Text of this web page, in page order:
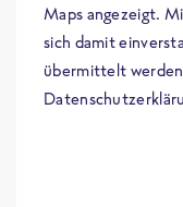
Maps angezeigt.
sich damit
übermittelt